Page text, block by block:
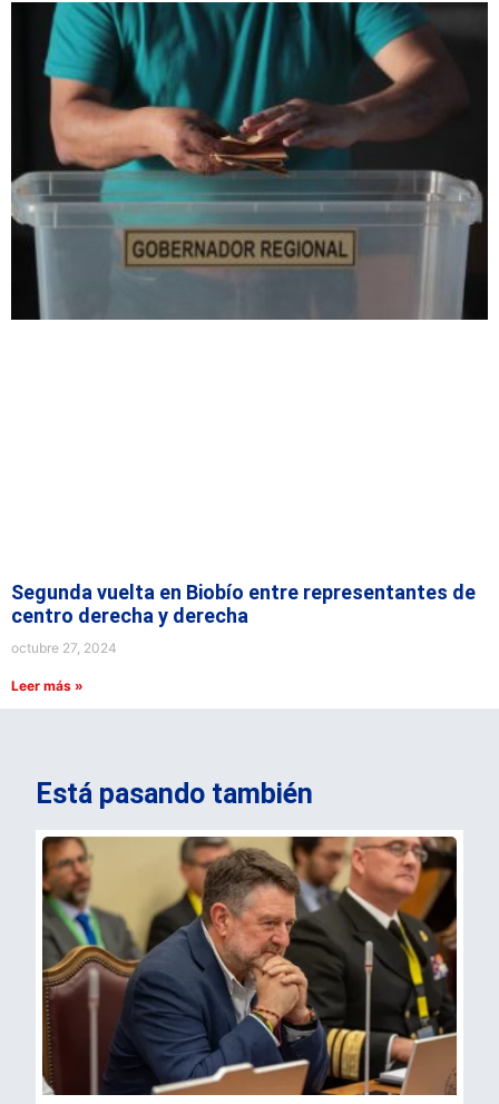
Segunda vuelta en Biobío entre representantes de
centro derecha y derecha
octubre 27, 2024
Leer más »
Está pasando también